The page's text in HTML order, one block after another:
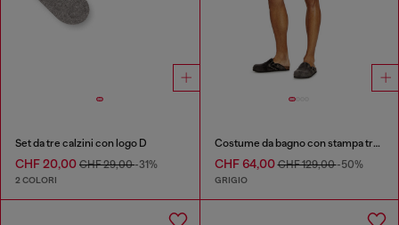
Set da tre calzini con logo D
CHF 20,00 CHF 29,00-31%
2 COLORI
Costume da bagno con stampa trompe-l'œil effetto denim
CHF 64,00CHF 129,00-50%
GRIGIO